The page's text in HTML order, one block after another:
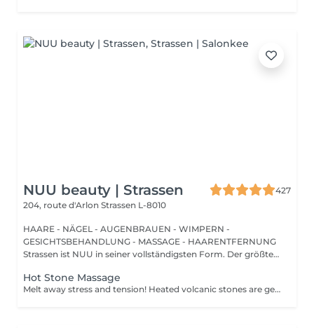
NUU beauty | Strassen
427
204, route d'Arlon Strassen L-8010
HAARE - NÄGEL - AUGENBRAUEN - WIMPERN -
GESICHTSBEHANDLUNG - MASSAGE - HAARENTFERNUNG
Strassen ist NUU in seiner vollständigsten Form. Der größte
Hot Stone Massage
Melt away stress and tension! Heated volcanic stones are gently placed and massaged over the body to warm the muscles, increase circulation, and promote a deep state of relaxation. Perfect for relieving tension, easing anxiety, and restoring inner calm. Age restrictions: there are no age restrictions for this procedure. Post procedure recommendations: do not do sport and any sharp movements 2-3 hours after the procedure. Frequency: 1-2 times per week, 10 times in total. Repeat once in 3-6 months.